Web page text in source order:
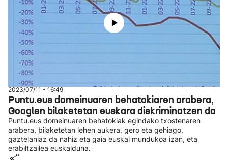
2023/07/11 - 16:49
Puntu.eus domeinuaren behatokiaren arabera,
Googlen bilaketetan euskara diskriminatzen da
Puntu.eus domeinuaren behatokiak egindako txostenaren
arabera, bilaketetan lehen aukera, gero eta gehiago,
gaztelaniaz da nahiz eta gaia euskal mundukoa izan, eta
erabiltzailea euskalduna.